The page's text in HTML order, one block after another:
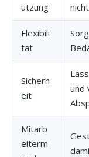
utzung
Flexibili
tät
Sicherh
eit
und
Mitarb
eiterm